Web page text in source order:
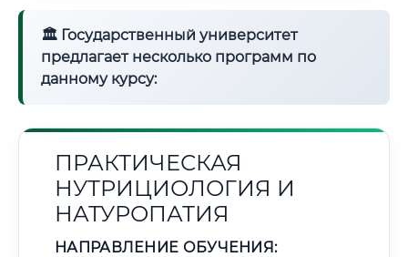
🏛 Государственный университет
предлагает несколько программ по
данному курсу:
ПРАКТИЧЕСКАЯ
НУТРИЦИОЛОГИЯ И
НАТУРОПАТИЯ
НАПРАВЛЕНИЕ ОБУЧЕНИЯ: